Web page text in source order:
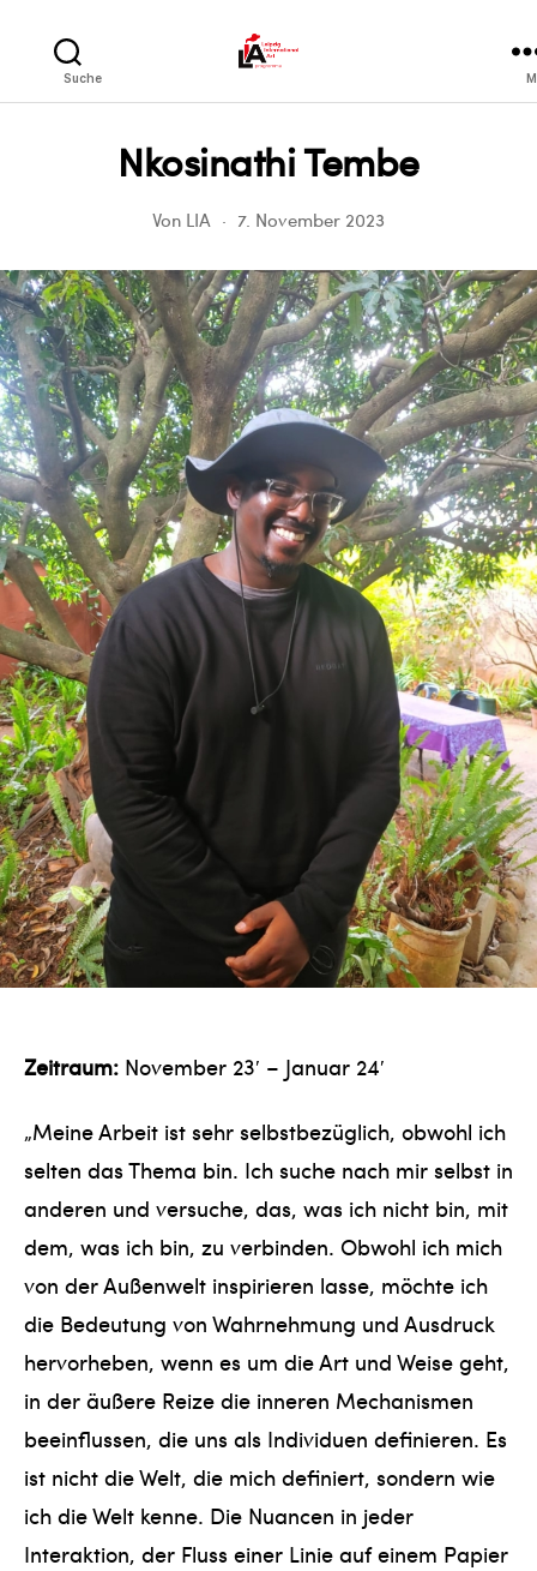
Suche
Nkosinathi Tembe
Von LIA 7. November 2023
Zeitraum: November 23′ – Januar 24′
„Meine Arbeit ist sehr selbstbezüglich, obwohl ich
selten das Thema bin. Ich suche nach mir selbst in
anderen und versuche, das, was ich nicht bin, mit
dem, was ich bin, zu verbinden. Obwohl ich mich
von der Außenwelt inspirieren lasse, möchte ich
die Bedeutung von Wahrnehmung und Ausdruck
hervorheben, wenn es um die Art und Weise geht,
in der äußere Reize die inneren Mechanismen
beeinflussen, die uns als Individuen definieren. Es
ist nicht die Welt, die mich definiert, sondern wie
ich die Welt kenne. Die Nuancen in jeder
Interaktion, der Fluss einer Linie auf einem Papier